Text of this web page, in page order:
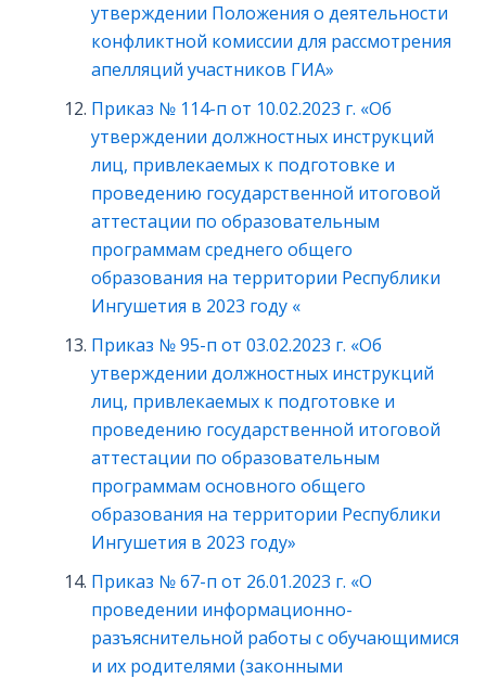
утверждении Положения о деятельности
конфликтной комиссии для рассмотрения
апелляций участников ГИА»
Приказ № 114-п от 10.02.2023 г. «Об
утверждении должностных инструкций
лиц, привлекаемых к подготовке и
проведению государственной итоговой
аттестации по образовательным
программам среднего общего
образования на территории Республики
Ингушетия в 2023 году «
Приказ № 95-п от 03.02.2023 г. «Об
утверждении должностных инструкций
лиц, привлекаемых к подготовке и
проведению государственной итоговой
аттестации по образовательным
программам основного общего
образования на территории Республики
Ингушетия в 2023 году»
Приказ № 67-п от 26.01.2023 г. «О
проведении информационно-
разъяснительной работы с обучающимися
и их родителями (законными